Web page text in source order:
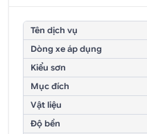
Tên dịch vụ
Dòng xe áp dụng
Kiểu sơn
Mục đích
Vật liệu
Độ bền